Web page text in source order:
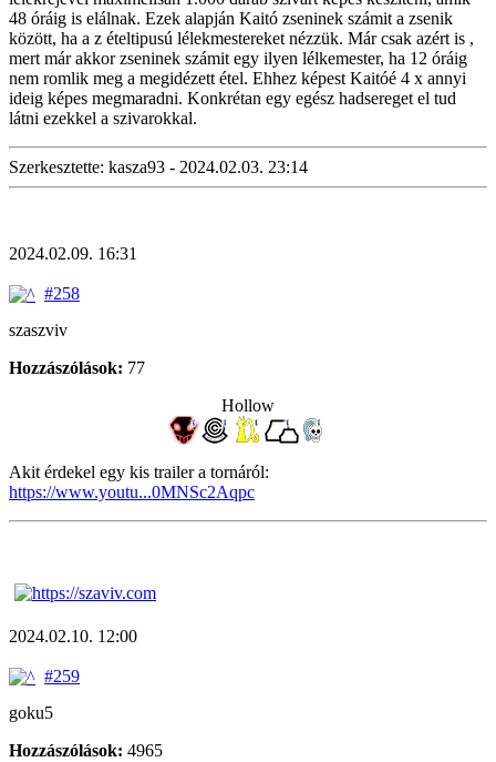
48 óráig is elálnak. Ezek alapján Kaitó zseninek számit a zsenik
között, ha a z ételtipusú lélekmestereket nézzük. Már csak azért is ,
mert már akkor zseninek számit egy ilyen lélkemester, ha 12 óráig
nem romlik meg a megidézett étel. Ehhez képest Kaitóé 4 x annyi
ideig képes megmaradni. Konkrétan egy egész hadsereget el tud
látni ezekkel a szivarokkal.
Szerkesztette: kasza93 - 2024.02.03. 23:14
2024.02.09. 16:31
#258
szaszviv
Hozzászólások: 77
Hollow
Akit érdekel egy kis trailer a tornáról:
https://www.youtu...0MNSc2Aqpc
2024.02.10. 12:00
#259
goku5
Hozzászólások: 4965